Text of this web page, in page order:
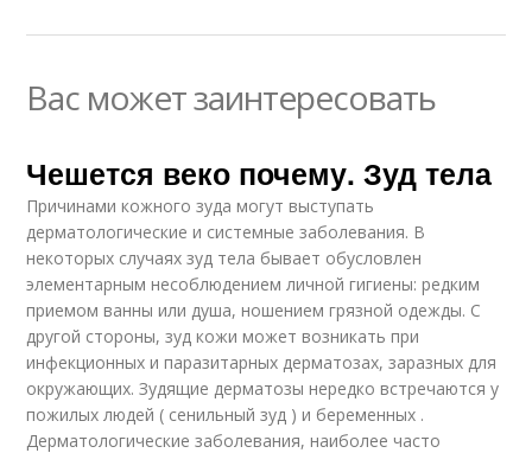
Вас может заинтересовать
Чешется веко почему. Зуд тела
Причинами кожного зуда могут выступать
дерматологические и системные заболевания. В
некоторых случаях зуд тела бывает обусловлен
элементарным несоблюдением личной гигиены: редким
приемом ванны или душа, ношением грязной одежды. С
другой стороны, зуд кожи может возникать при
инфекционных и паразитарных дерматозах, заразных для
окружающих. Зудящие дерматозы нередко встречаются у
пожилых людей ( сенильный зуд ) и беременных .
Дерматологические заболевания, наиболее часто